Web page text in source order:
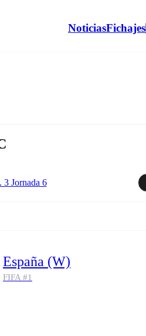
NoticiasFichajes
Jornada 6
España (W)
FIFA #1